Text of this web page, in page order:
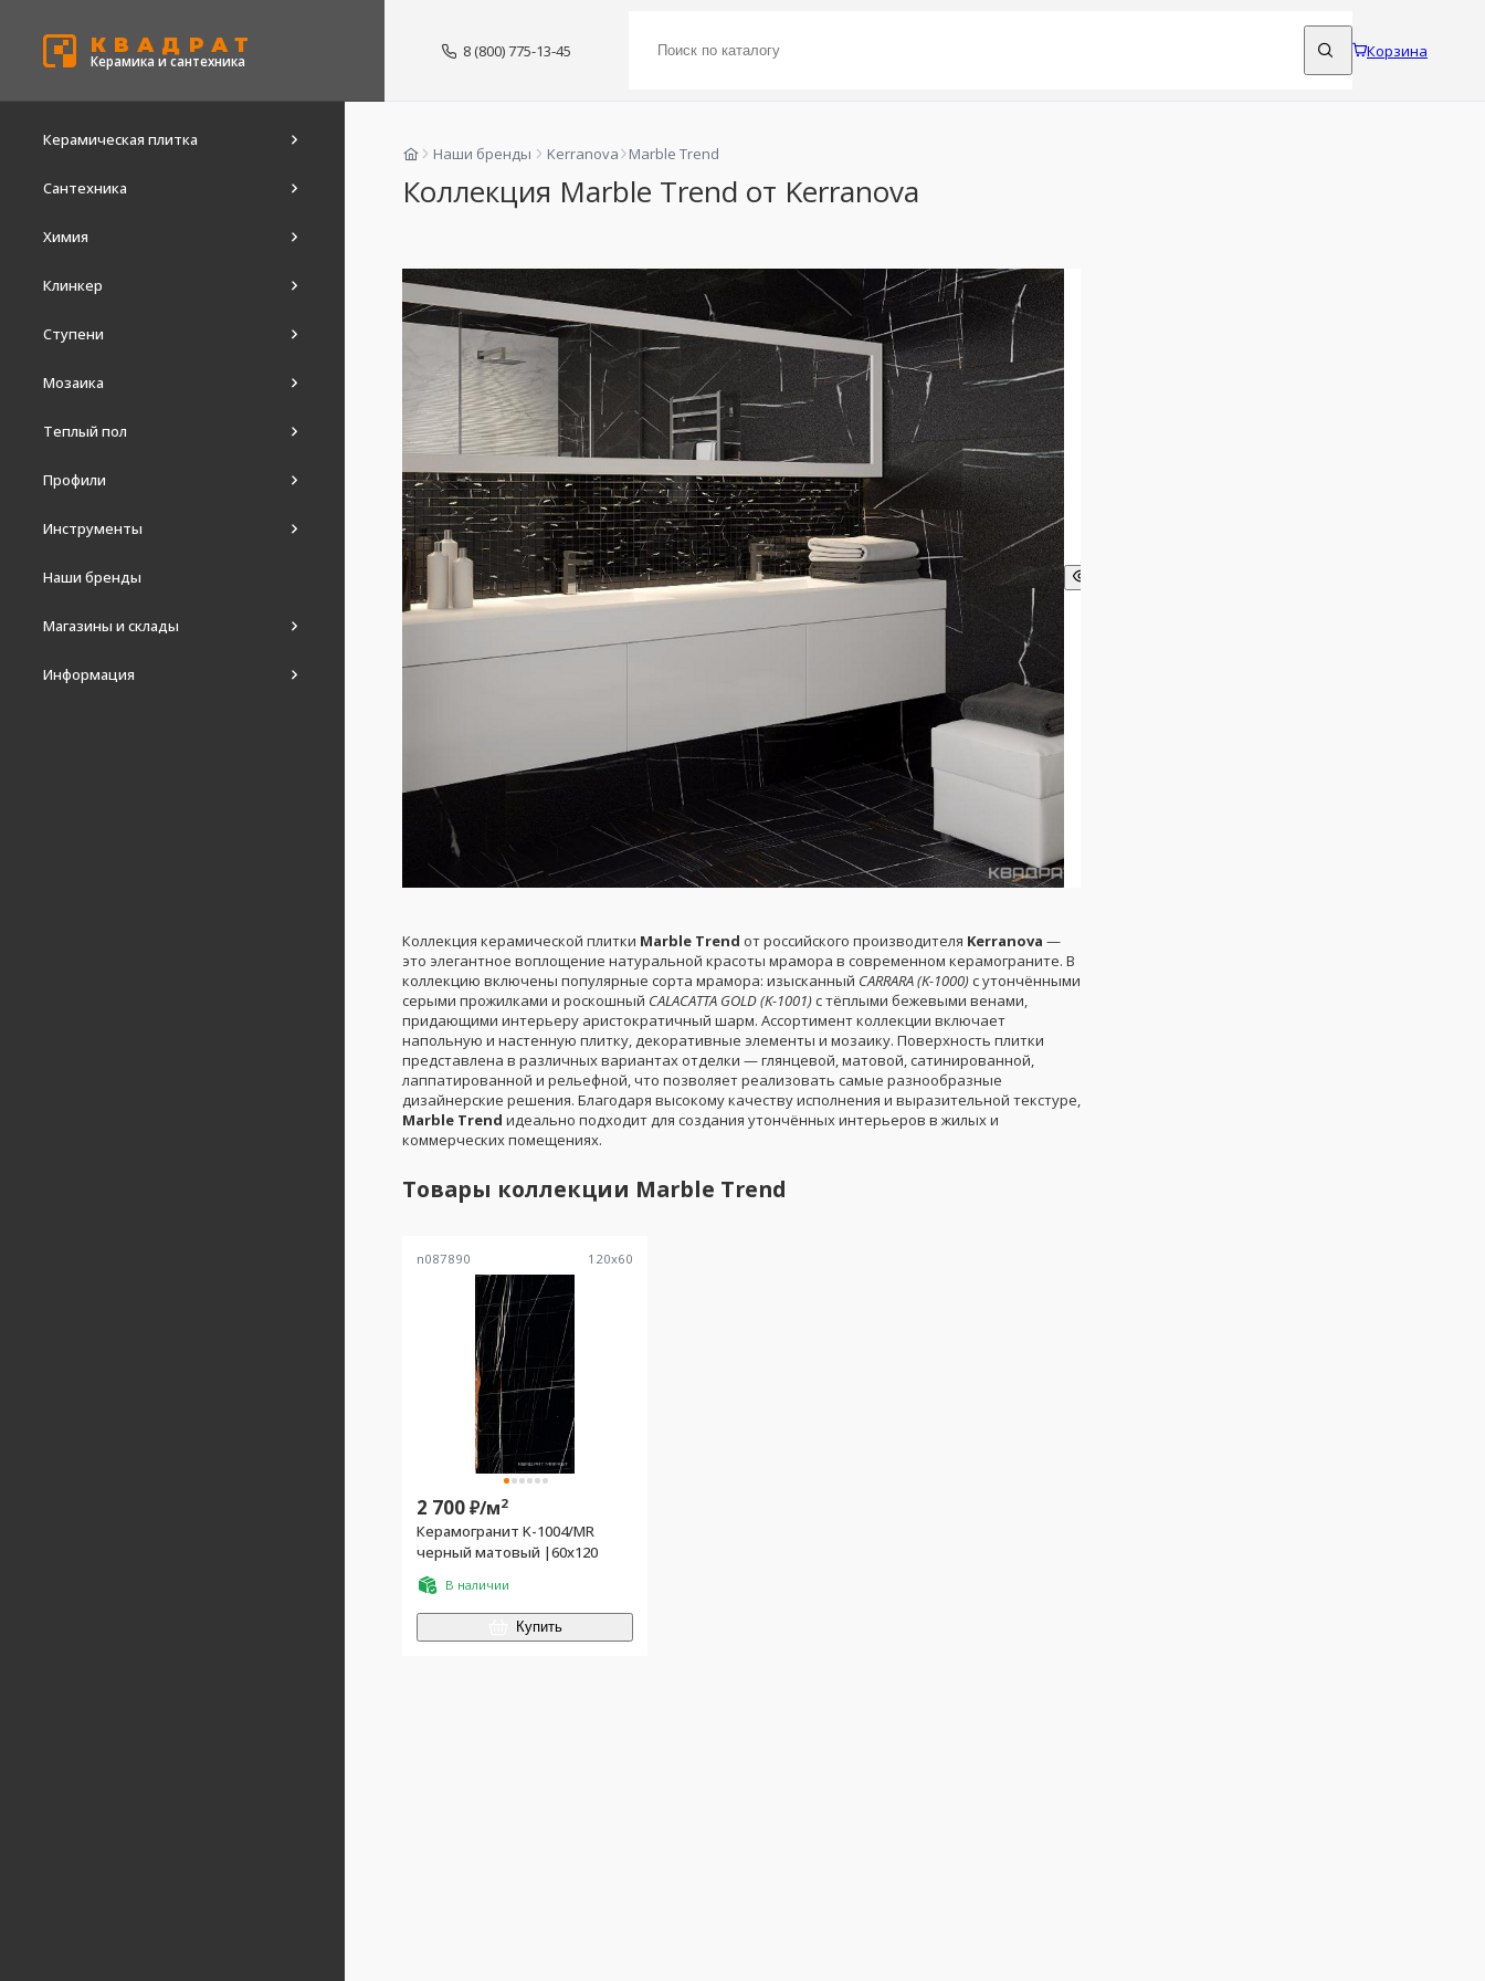
КВАДРАТ
Керамика и сантехника
8 (800) 775-13-45 Корзина
Керамическая плитка
Сантехника
Химия
Клинкер
Ступени
Мозаика
Теплый пол
Профили
Инструменты
Наши бренды
Магазины и склады
Информация
Наши бренды Kerranova Marble Trend
Коллекция Marble Trend от Kerranova
Коллекция керамической плитки Marble Trend от российского производителя Kerranova —
это элегантное воплощение натуральной красоты мрамора в современном керамограните. В
коллекцию включены популярные сорта мрамора: изысканный CARRARA (K-1000)с утончёнными
серыми прожилками и роскошный CALACATTA GOLD (K-1001)с тёплыми бежевыми венами,
придающими интерьеру аристократичный шарм. Ассортимент коллекции включает
напольную и настенную плитку, декоративные элементы и мозаику. Поверхность плитки
представлена в различных вариантах отделки — глянцевой, матовой, сатинированной,
лаппатированной и рельефной, что позволяет реализовать самые разнообразные
дизайнерские решения. Благодаря высокому качеству исполнения и выразительной текстуре,
Marble Trend идеально подходит для создания утончённых интерьеров в жилых и
коммерческих помещениях.
Товары коллекции Marble Trend
n087890 120x60
2 700₽/м2
Керамогранит K-1004/MR
черный матовый |60х120
В наличии
Купить